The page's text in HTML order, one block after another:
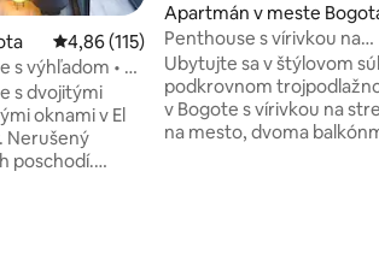
Priemerné ohodnotenie 4,86 z 5, počet
4,86 (115)
s výhľadom • El
s dvojitými
oknami v El
Nerušený
poschodí.
Apartmán v meste
Penthouse s vírivkou na
streche|Kúpeľne|Práčka a
z balkóna
Ubytujte sa v štýlovom
podkrovnom
v Bogote s vírivkou na
na mesto, dvoma